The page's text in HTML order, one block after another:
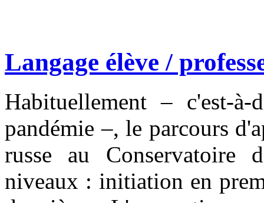
Langage élève /
Habituellement – c'est-
pandémie –, le parcours
russe au Conservatoire
niveaux : initiation en